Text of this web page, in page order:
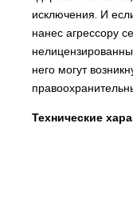
исключения. И
нанес агрессору
него могут
Технические